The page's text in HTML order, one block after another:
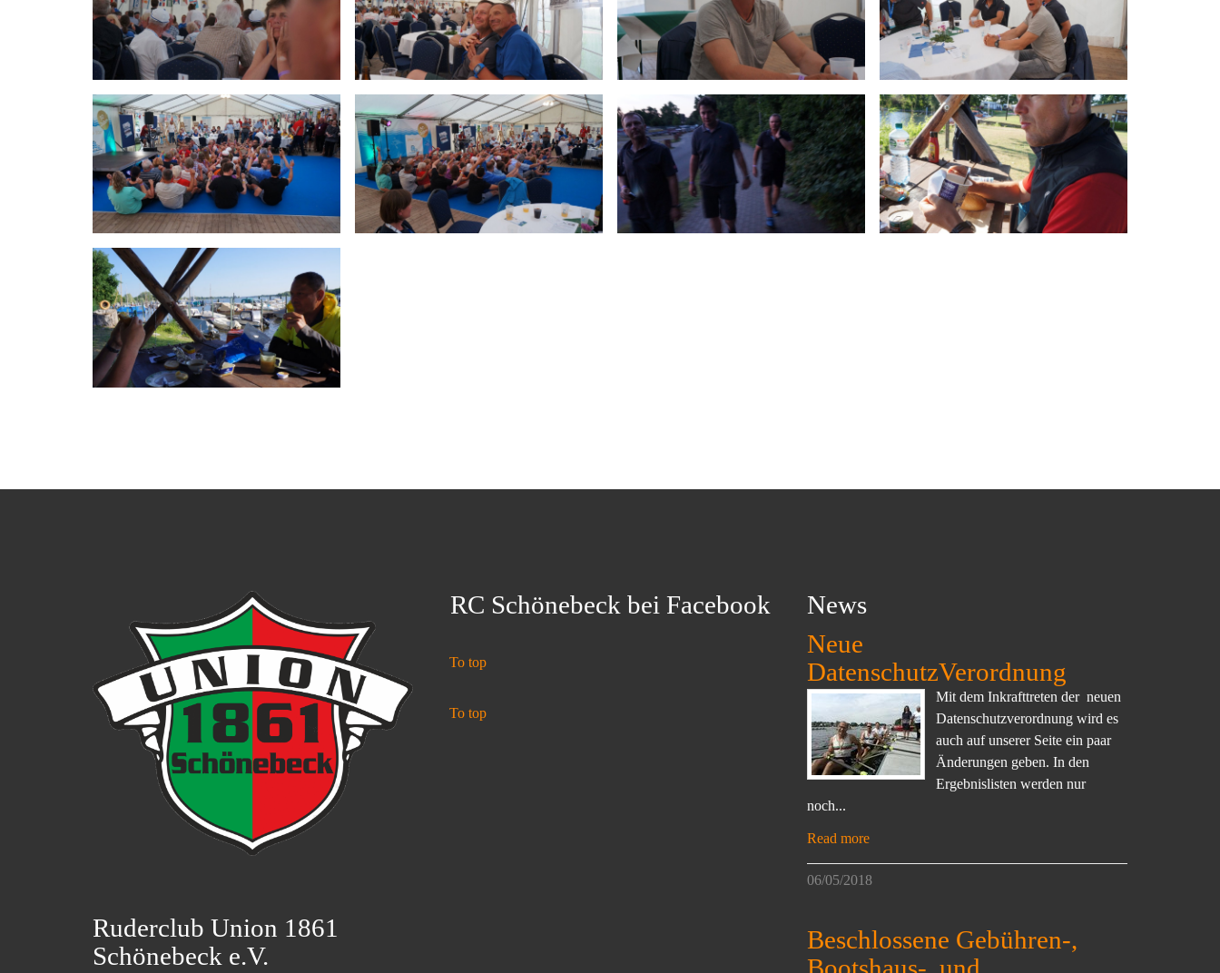
Ruderclub Union 1861
Schönebeck e.V.
RC Schönebeck bei Facebook
To top
To top
News
Neue
DatenschutzVerordnung
Mit dem Inkrafttreten der neuen
Datenschutzverordnung wird es
auch auf unserer Seite ein paar
Änderungen geben. In den
Ergebnislisten werden nur
noch...
Read more
06/05/2018
Beschlossene Gebühren-,
Bootshaus-, und